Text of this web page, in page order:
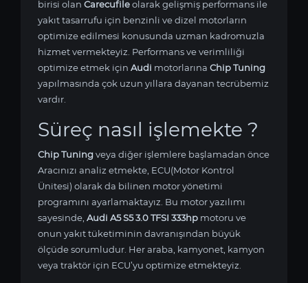
birisi olan Carecufileolarak gelişmiş performans ile
yakıt tasarrufu için benzinli ve dizel motorların
optimize edilmesi konusunda uzman kadromuzla
hizmet vermekteyiz. Performans ve verimliliği
optimize etmek için Audi motorlarına Chip Tuning
yapılmasında çok uzun yıllara dayanan tecrübemiz
vardır.
Süreç nasıl işlemekte ?
Chip Tuningveya diğer işlemlere başlamadan önce
Aracınızı analiz etmekte, ECU(Motor Kontrol
Ünitesi) olarak da bilinen motor yönetimi
programını ayarlamaktayız. Bu motor yazılımı
sayesinde, Audi A5 S5 3.0 TFSI 333hp motoru ve
onun yakıt tüketiminin davranışından büyük
ölçüde sorumludur. Her araba, kamyonet, kamyon
veya traktör için ECU’yu optimize etmekteyiz.